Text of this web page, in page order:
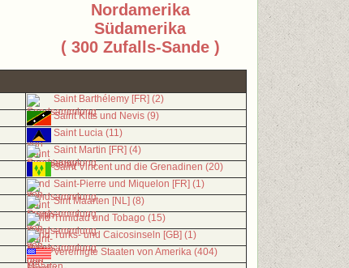
Nordamerika
Südamerika
( 300 Zufalls-Sande )
Saint Barthélemy [FR] (2)
Saint Kitts und Nevis (9)
Saint Lucia (11)
Saint Martin [FR] (4)
Saint Vincent und die Grenadinen (20)
Saint-Pierre und Miquelon [FR] (1)
Sint Maarten [NL] (8)
Trinidad und Tobago (15)
Turks- und Caicosinseln [GB] (1)
Vereinigte Staaten von Amerika (404)